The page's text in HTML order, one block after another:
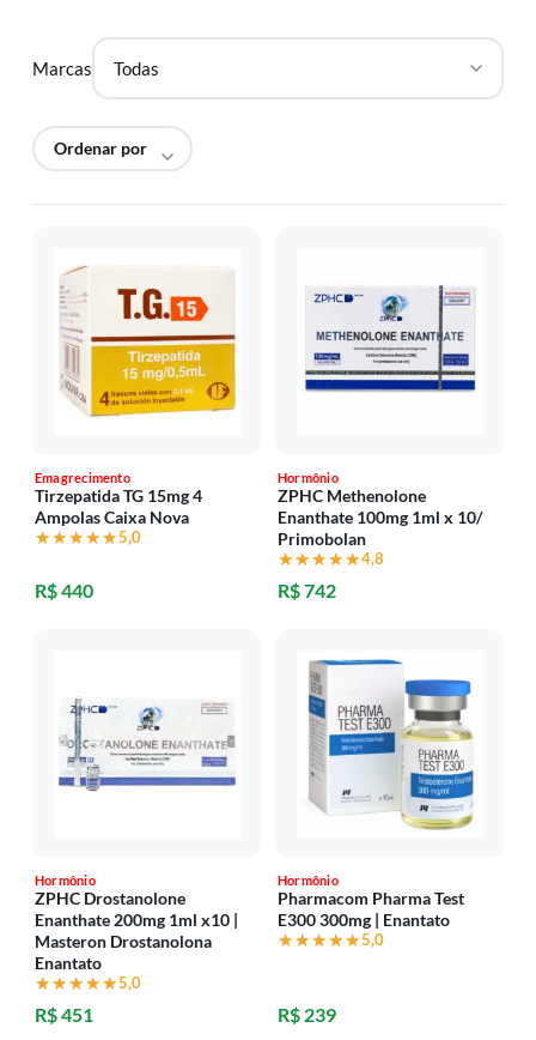
Marcas
Emagrecimento
Tirzepatida TG 15mg 4
Ampolas Caixa Nova
★★★★★
★★★★★5,0
R$ 440
Hormônio
ZPHC Methenolone
Enanthate 100mg 1ml x 10/
Primobolan
★★★★★
★★★★★4,8
R$ 742
Hormônio
ZPHC Drostanolone
Enanthate 200mg 1ml x10 |
Masteron Drostanolona
Enantato
★★★★★
★★★★★5,0
R$ 451
Hormônio
Pharmacom Pharma Test
E300 300mg | Enantato
★★★★★
★★★★★5,0
R$ 239